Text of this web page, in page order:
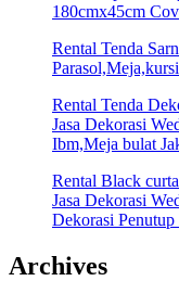
180cmx45cm
Rental Tenda
Rental Tenda
Jasa Dekorasi
Ibm,Meja bulat
Rental Black
Jasa Dekorasi
Dekorasi
Archives